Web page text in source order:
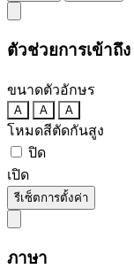
ตัวช่วยการเข้าถึง
ขนาดตัวอักษร
A A A
โหมดสีตัดกันสูง
ปิด
เปิด
รีเซ็ตการตั้งค่า
ภาษา